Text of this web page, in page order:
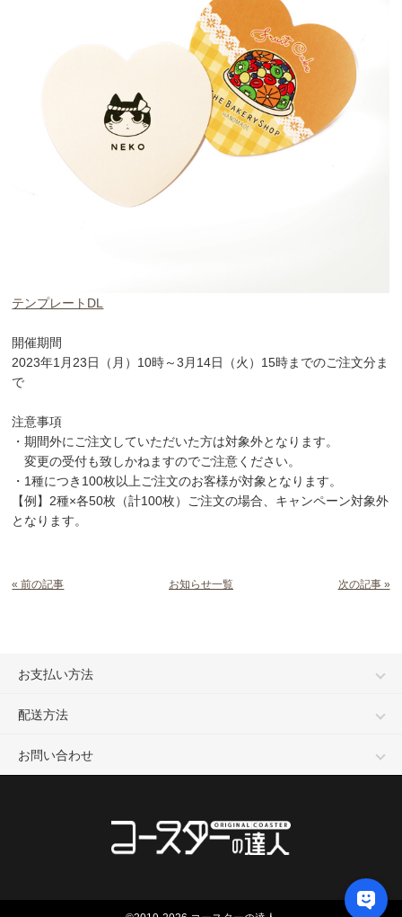
テンプレートDL
開催期間
2023年1月23日（月）10時～3月14日（火）15時までのご注文分ま
で
注意事項
・期間外にご注文していただいた方は対象外となります。
変更の受付も致しかねますのでご注意ください。
・1種につき100枚以上ご注文のお客様が対象となります。
【例】2種×各50枚（計100枚）ご注文の場合、キャンペーン対象外
となります。
« 前の記事 お知らせ一覧 次の記事 »
お支払い方法
配送方法
お問い合わせ